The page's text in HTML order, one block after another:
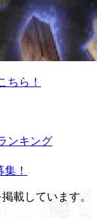
ちら！
ンキング
！
載しています。